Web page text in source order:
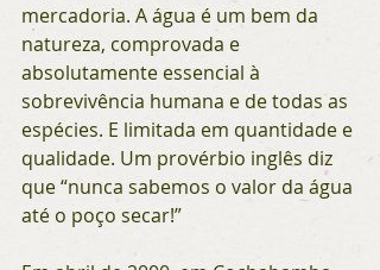
mercadoria. A água é um bem da
natureza, comprovada e
absolutamente essencial à
sobrevivência humana e de todas as
espécies. E limitada em quantidade e
qualidade. Um provérbio inglês diz
que “nunca sabemos o valor da água
até o poço secar!”